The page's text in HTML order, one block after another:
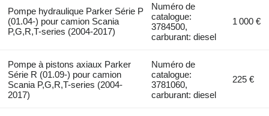
Pompe hydraulique Parker Série P
(01.04-) pour camion Scania
P,G,R,T-series (2004-2017)
Numéro de
catalogue:
3784500,
carburant: diesel
1 000 €
Pompe à pistons axiaux Parker
Série R (01.09-) pour camion
Scania P,G,R,T-series (2004-
2017)
Numéro de
catalogue:
3781060,
carburant: diesel
225 €